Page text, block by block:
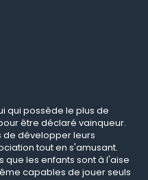
qui possède le plus de
être déclaré vainqueur.
de développer leurs
tout en s'amusant.
que les enfants sont à l'aise
capables de jouer seuls